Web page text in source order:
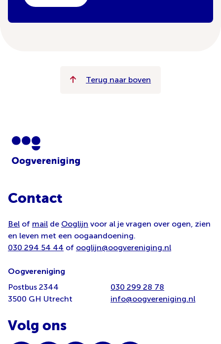
Terug naar boven
Contact
Bel of mail de Ooglijn voor al je vragen over ogen, zien
en leven met een oogaandoening.
030 294 54 44 of ooglijn@oogvereniging.nl
Oogvereniging
Postbus 2344
3500 GH Utrecht
030 299 28 78
info@oogvereniging.nl
Volg ons